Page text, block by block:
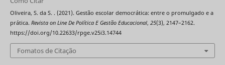
Oliveira, S. da S. . (2021). Gestão escolar democrática: entre o promulgado e a
prática. Revista on Line De Política E Gestão Educacional, 25(3), 2147–2162.
https://doi.org/10.22633/rpge.v25i3.14744
Fomatos de Citação